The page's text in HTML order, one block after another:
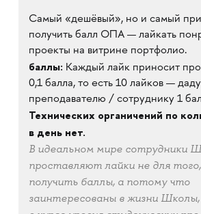
Самый «дешёвый», но и самый
получить балл ОПА — лайкать
проекты на витрине портфолио.
баллы: Каждый лайк приносит
0,1 балла, то есть 10 лайков —
преподавателю / сотруднику 1
Технических органичений по
в день нет.
В идеальном мире сотрудники
проставляют лайки не для
получить баллы, а потому что
заинтересованы в жизни